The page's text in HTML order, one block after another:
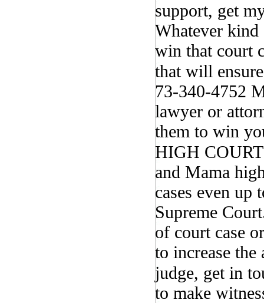
support, get
Whatever kind
win that court
that will
73-340-4752
lawyer or
them to win
HIGH
and Mama
cases even
Supreme
of court case
to increase
judge, get in
to make